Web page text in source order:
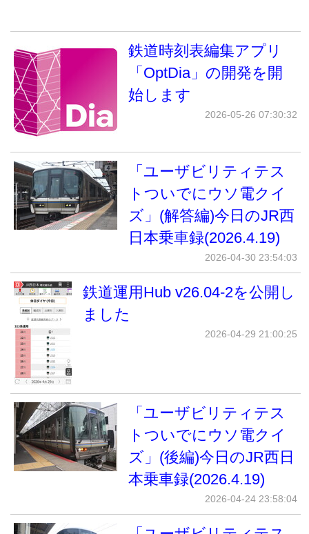
鉄道時刻表編集アプリ
「OptDia」の開発を開
始します
2026-05-26 07:30:32
「ユーザビリティテス
トついでにウソ電クイ
ズ」(解答編)今日のJR西
日本乗車録(2026.4.19)
2026-04-30 23:54:03
鉄道運用Hub v26.04-2を公開し
ました
2026-04-29 21:00:25
「ユーザビリティテス
トついでにウソ電クイ
ズ」(後編)今日のJR西日
本乗車録(2026.4.19)
2026-04-24 23:58:04